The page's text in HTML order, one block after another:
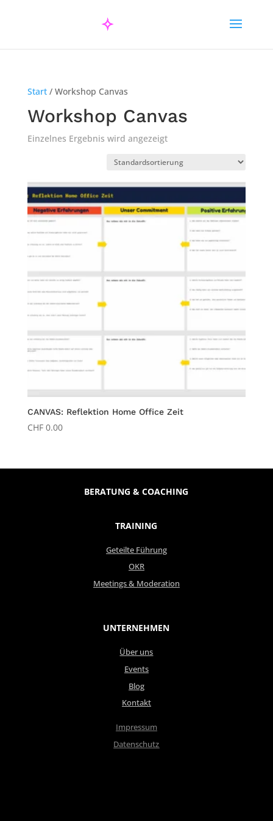
Start/ Workshop Canvas
Workshop Canvas
Einzelnes Ergebnis wird angezeigt
CANVAS: Reflektion Home Office Zeit
CHF0.00
BERATUNG & COACHING
TRAINING
Geteilte Führung
OKR
Meetings & Moderation
UNTERNEHMEN
Über uns
Events
Blog
Kontakt
Impressum
Datenschutz